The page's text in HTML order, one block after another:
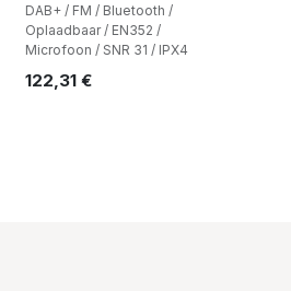
DAB+ / FM / Bluetooth /
Oplaadbaar / EN352 /
Microfoon / SNR 31 / IPX4
122,31 €